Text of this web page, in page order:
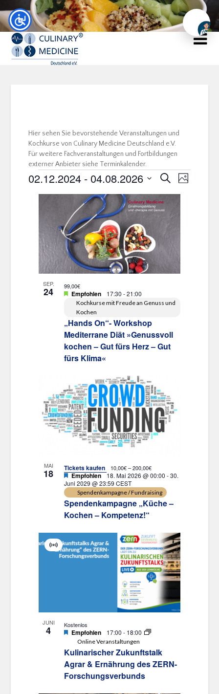
Hier sehen Sie bevorstehende Veranstaltungen und
Kochkurse von Culinary Medicine Deutschland e.V.
Für weitere Fachveranstaltungen und Fortbildungen
externer Anbieter siehe Terminkalender.
Suche
und
Ansichten,
Navigation
Suche
Foto
02.12.2024 - 04.08.2026
Veranstaltungen
Photo
View
SEP.
24
„Hands On“- Workshop
Mediterrane Diät »Genussvoll
kochen – Gut fürs Herz – Gut
fürs Klima«
Empfohlen 17:30-21:00
Kochkurse mit Freude an Genuss und
Kochen
99,00€
MAI
18
Spendenkampagne „Küche –
Kochen – Kompetenz!“
Empfohlen 18. Mai 2026 @ 00:00 -30.
Juni 2029 @ 23:59 CEST
Spendenkampagne / Fundraising
Tickets kaufen 10,00€ – 200,00€
JUNI
4
Kulinarischer Zukunftstalk
Agrar & Ernährung des ZERN-
Forschungsverbunds
Virtuell
Veranstaltung
Empfohlen 17:00- 18:00
Online Veranstaltungen
Kostenlos
Chat